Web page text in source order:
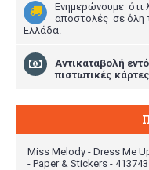
Ενημερώνουμε ότι
αποστολές σε όλη
Ελλάδα.
Aντικαταβολή
πιστωτικές
Miss Melody - Dress Me
- Paper & Stickers - 413743